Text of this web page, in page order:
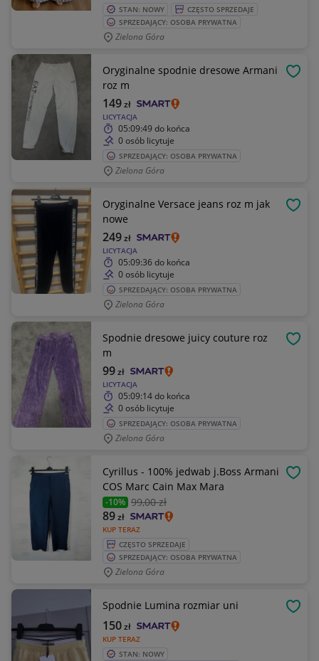
STAN: NOWY
CZĘSTO SPRZEDAJE
SPRZEDAJĄCY: OSOBA PRYWATNA
Zielona Góra
Oryginalne spodnie dresowe Armani
roz m
LICYTACJA
149zł
05:09:49 do końca
0 osób licytuje
SPRZEDAJĄCY: OSOBA PRYWATNA
Zielona Góra
Oryginalne Versace jeans roz m jak
nowe
LICYTACJA
249zł
05:09:36do końca
0 osób licytuje
SPRZEDAJĄCY: OSOBA PRYWATNA
Zielona Góra
Spodnie dresowe juicy couture roz
m
LICYTACJA
99zł
05:09:14do końca
0 osób licytuje
SPRZEDAJĄCY: OSOBA PRYWATNA
Zielona Góra
Cyrillus - 100% jedwab j.Boss Armani
COS Marc Cain Max Mara
-10% 99,00 zł
KUP TERAZ
89zł
CZĘSTO SPRZEDAJE
SPRZEDAJĄCY: OSOBA PRYWATNA
Zielona Góra
Spodnie Lumina rozmiar uni
KUP TERAZ
150zł
STAN: NOWY